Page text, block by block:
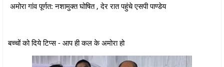
अमोरा गांव पूर्णत: नशामुक्त घोषित , देर रात पहुंचे एसपी पाण्डेय
बच्चों को दिये टिप्स - आप ही कल के अमोरा हो